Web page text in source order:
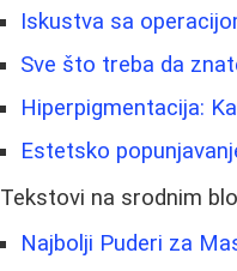
Iskustva sa
Sve što treba da
Hiperpigmentacija:
Estetsko
Tekstovi na srodnim
Najbolji Puderi za